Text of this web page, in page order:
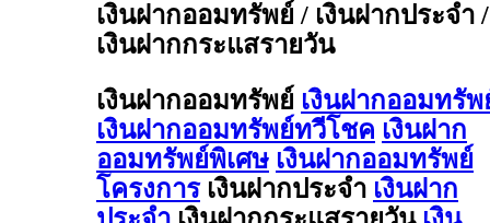
เงินฝากออมทรัพย์ / เงินฝากประจำ /
เงินฝากกระแสรายวัน
เงินฝากออมทรัพย์ เงินฝากออมทรัพ
เงินฝากออมทรัพย์ทวีโชค เงินฝาก
ออมทรัพย์พิเศษ เงินฝากออมทรัพย์
โครงการ เงินฝากประจำ เงินฝาก